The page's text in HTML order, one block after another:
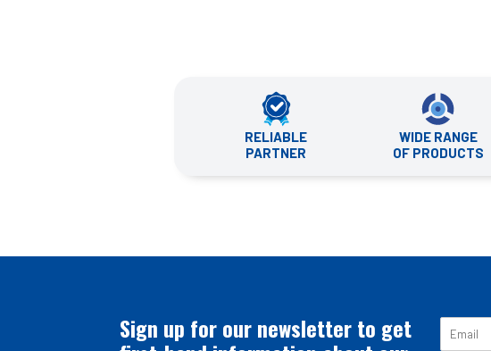
RELIABLE
PARTNER
WIDE RANGE
OF PRODUCTS
Sign up for our newsletter to get